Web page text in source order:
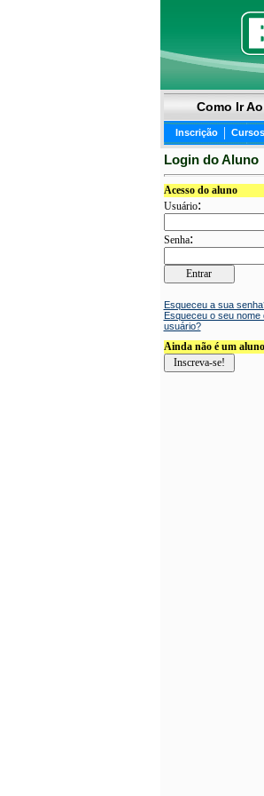
Como Ir
Inscrição |
Login do Aluno
Acesso do aluno
Usuário:
Senha:
Esqueceu a sua
Esqueceu o seu nome
usuário?
Ainda não é um